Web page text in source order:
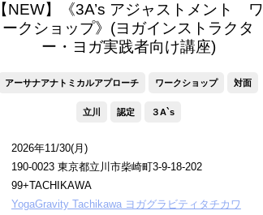
【NEW】《3A’s アジャストメント ワ
ークショップ》(ヨガインストラクタ
ー・ヨガ実践者向け講座)
アーサナアナトミカルアプローチ ワークショップ 対面
立川 認定 ３A`s
2026年11/30(月)
190-0023 東京都立川市柴崎町3-9-18-202
99+TACHIKAWA
YogaGravity Tachikawa ヨガグラビティタチカワ